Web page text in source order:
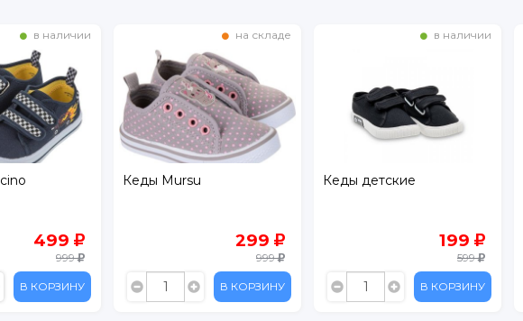
на складе
299
999
В КОРЗИНУ
в наличии
Кеды детские
199
599
В КОРЗИНУ
в наличии
Слипоны Palloncino
799
999
В КОРЗИНУ